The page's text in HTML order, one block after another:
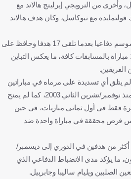
وأخرى من النرويجي إيرلينج هالاند مع
مع نيوكاسل، وكان هدف هالاند
وبالمقابل، يعاني ليفربول هذا الموسم دفاعيا بعدما تلقى 17 هدفا وحافظ على
نظافة شباكه مرتين فقط في 12 مباراة بالمسابقات كافة، ما يعكس التباين
الفريقين.
يتلق أي تسديدة على مرماه في مباراتين
متتاليتين بالدوري للمرة الأولى منذ نوفمبر/تشرين الثاني 2003، كما لم يمنح
في أول ثماني مباريات، في حين
فرص محققة في مباراة واحدة ضد
أكثر من هدفين في الدوري إلى ديسمبر/
لوتون تاون، ما يؤكد مدى الانضباط الدفاعي الذي
الصلبين ويليام ساليبا وجابرييل.